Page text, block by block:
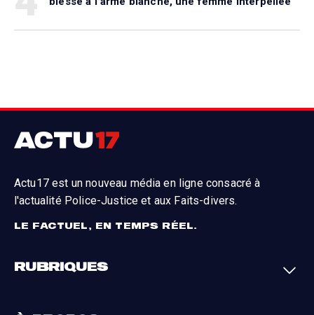
Actu17 est un nouveau média en ligne consacré à
l'actualité Police-Justice et aux Faits-divers.
LE FACTUEL, EN TEMPS RÉEL.
RUBRIQUES